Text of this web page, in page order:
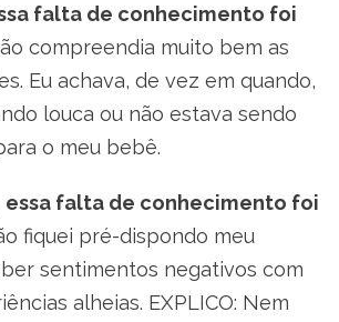
falta de conhecimento foi
compreendia muito bem as
Eu achava, de vez em quando,
louca ou não estava sendo
o meu bebê.
essa falta de conhecimento foi
fiquei pré-dispondo meu
sentimentos negativos com
alheias. EXPLICO: Nem